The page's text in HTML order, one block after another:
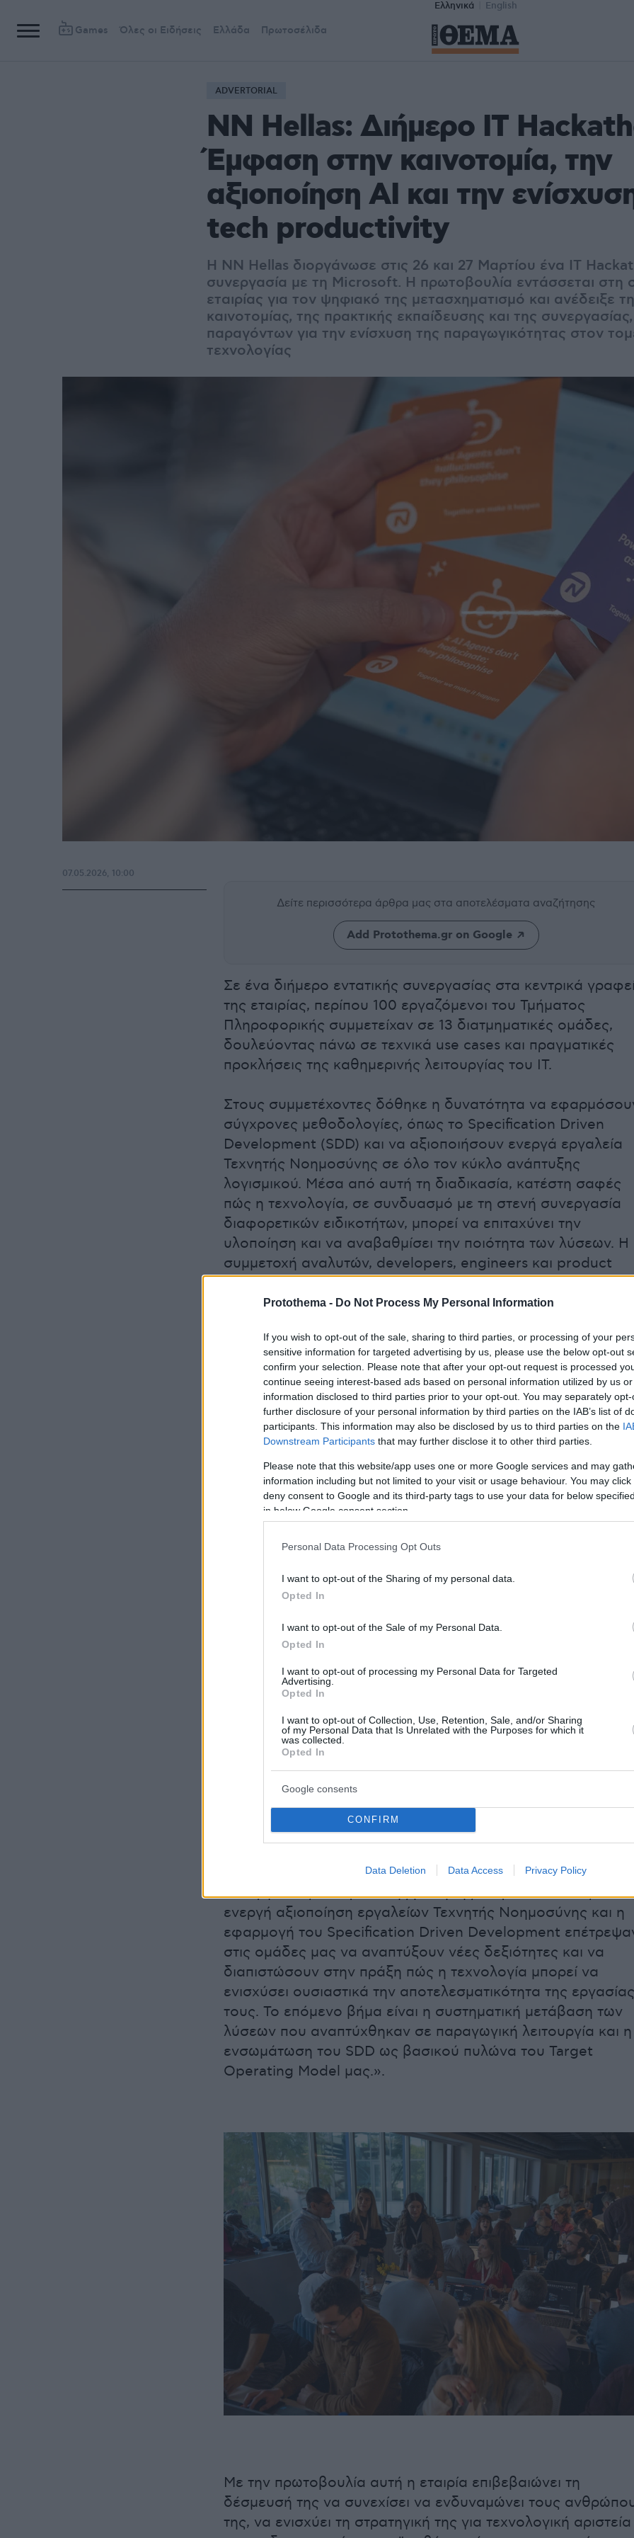
Protothema - Do Not Process My Personal Information
If you wish to opt-out of the sale, sharing to third parties, or processing of your
sensitive information for targeted advertising by us, please use the below opt-out
confirm your selection. Please note that after your opt-out request is processed
continue seeing interest-based ads based on personal information utilized by us
information disclosed to third parties prior to your opt-out. You may separately
further disclosure of your personal information by third parties on the IAB’s list of
participants. This information may also be disclosed by us to third parties on the
Downstream Participants that may further disclose it to other third parties.
Please note that this website/app uses one or more Google services and may
information including but not limited to your visit or usage behaviour. You may
deny consent to Google and its third-party tags to use your data for below
in below Google consent section.
Personal Data Processing Opt Outs
I want to opt-out of the Sharing of my personal data.
Opted In
I want to opt-out of the Sale of my Personal Data.
Opted In
I want to opt-out of processing my Personal Data for Targeted
Advertising.
Opted In
I want to opt-out of Collection, Use, Retention, Sale, and/or Sharing
of my Personal Data that Is Unrelated with the Purposes for which it
was collected.
Opted In
Google consents
CONFIRM
Data Deletion Data Access Privacy Policy
Ελληνικά English
Games Όλες οι Ειδήσεις Ελλάδα Πρωτοσέλιδα
ADVERTORIAL
NN Hellas: Διήμερο IT
Έμφαση στην καινοτομία, την
αξιοποίηση ΑΙ και την
tech productivity
Η NN Hellas διοργάνωσε στις 26 και 27 Μαρτίου ένα IT
συνεργασία με τη Microsoft. Η πρωτοβουλία εντάσσεται στη
εταιρίας για τον ψηφιακό της μετασχηματισμό και ανέδειξε
καινοτομίας, της πρακτικής εκπαίδευσης και της
παραγόντων για την ενίσχυση της παραγωγικότητας στον
τεχνολογίας
Δείτε περισσότερα άρθρα μας στα αποτελέσματα αναζήτησης
Add Protothema.gr on Google
Σε ένα διήμερο εντατικής συνεργασίας στα κεντρικά
της εταιρίας, περίπου 100 εργαζόμενοι του Τμήματος
Πληροφορικής συμμετείχαν σε 13 διατμηματικές ομάδες,
δουλεύοντας πάνω σε τεχνικά use cases και πραγματικές
προκλήσεις της καθημερινής λειτουργίας του ΙΤ.
Στους συμμετέχοντες δόθηκε η δυνατότητα να
σύγχρονες μεθοδολογίες, όπως το Specification Driven
Development (SDD) και να αξιοποιήσουν ενεργά εργαλεία
Τεχνητής Νοημοσύνης σε όλο τον κύκλο ανάπτυξης
λογισμικού. Μέσα από αυτή τη διαδικασία, κατέστη σαφές
πώς η τεχνολογία, σε συνδυασμό με τη στενή συνεργασία
διαφορετικών ειδικοτήτων, μπορεί να επιταχύνει την
υλοποίηση και να αναβαθμίσει την ποιότητα των λύσεων. Η
συμμετοχή αναλυτών, developers, engineers και product
και πιο ολοκληρωμένα αποτελέσματα. Στο τέλος του
Innovation, Business Impact και Integration, με τις ομάδες
που ξεχώρισαν να παρουσιάζουν τεχνικά ώριμες προτάσεις
και προσεγγίσεις με ξεκάθαρη αξία για τον οργανισμό. Η
διαδικασία επιλογής ήταν ιδιαίτερα απαιτητική,
επιβεβαιώνοντας το υψηλό επίπεδο των συμμετοχών.
Αναφερόμενη στη διοργάνωση, η Chief Information Officer
της εταιρίας αποτέλεσε μια εξαιρετικά δυνατή εμπειρία
συνεργασίας και πρακτικής μάθησης.», προσθέτοντας, «Η
ενεργή αξιοποίηση εργαλείων Τεχνητής Νοημοσύνης και η
εφαρμογή του Specification Driven Development
στις ομάδες μας να αναπτύξουν νέες δεξιότητες και να
διαπιστώσουν στην πράξη πώς η τεχνολογία μπορεί να
ενισχύσει ουσιαστικά την αποτελεσματικότητα της εργασίας
τους. Το επόμενο βήμα είναι η συστηματική μετάβαση των
λύσεων που αναπτύχθηκαν σε παραγωγική λειτουργία και η
ενσωμάτωση του SDD ως βασικού πυλώνα του Target
Operating Model μας.».
Με την πρωτοβουλία αυτή η εταιρία επιβεβαιώνει τη
δέσμευσή της να συνεχίσει να ενδυναμώνει τους
της, να ενισχύει τη στρατηγική της για τεχνολογική αριστεία
07.05.2026, 10:00